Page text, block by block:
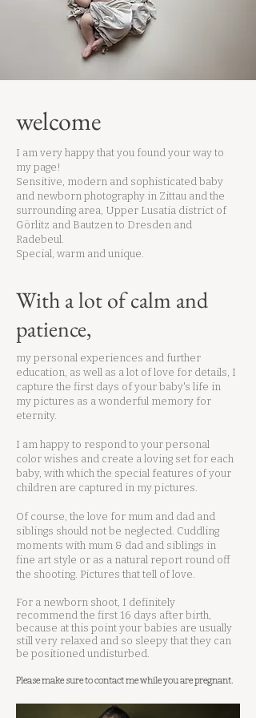
welcome
I am very happy that you found your way to
my page!
Sensitive, modern and sophisticated baby
and newborn photography in Zittau and the
surrounding area, Upper Lusatia district of
Görlitz and Bautzen to Dresden and
Radebeul.
Special, warm and unique.
With a lot of calm and
patience,
my personal experiences and further
education, as well as a lot of love for details, I
capture the first days of your baby's life in
my pictures as a wonderful memory for
eternity.
I am happy to respond to your personal
color wishes and create a loving set for each
baby, with which the special features of your
children are captured in my pictures.
Of course, the love for mum and dad and
siblings should not be neglected. Cuddling
moments with mum & dad and siblings in
fine art style or as a natural report round off
the shooting. Pictures that tell of love.
For a newborn shoot, I definitely
recommend the first 16 days after birth,
because at this point your babies are usually
still very relaxed and so sleepy that they can
be positioned undisturbed.
Please make sure to contact me while you are pregnant.